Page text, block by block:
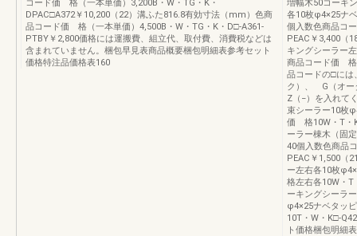
コード価 格（一本単価）3,200B・W・TG・K・
DPAC□A372￥10,200（22）溝ふた816.8有効寸法（mm）色商
品コード価 格（一本単価）4,500B・W・TG・K・D□-A361-
PTBY￥2,800価格には運搬費、組立代、取付費、消費税などは
含まれていません。梱包早見表商品概要梱包明細表参考セット
価格特注品価格表160
増幅木50コーキ
各10枚φ4×25ナ
個入数色商品コ
PEAC￥3,400（
キングシーラー
商品コード価 格
品コードの□には
ク）、 G（オー
Z（−）を入れて
束シーラー10枚
価 格10W・T・
ーラー棟木（固
40個入数色商品
PEAC￥1,500（
ー左右各10枚
格左右各10W・T
ーキングシーラ
φ4×25ナベタッ
10T・W・K□-
ト価格梱包明細